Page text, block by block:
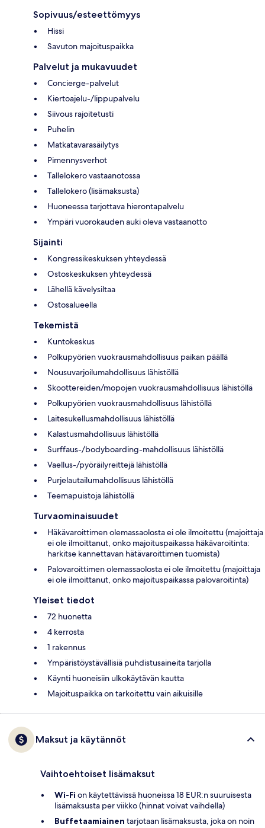
Sopivuus/esteettömyys
Hissi
Savuton majoituspaikka
Palvelut ja mukavuudet
Concierge-palvelut
Kiertoajelu-/lippupalvelu
Siivous rajoitetusti
Puhelin
Matkatavarasäilytys
Pimennysverhot
Tallelokero vastaanotossa
Tallelokero (lisämaksusta)
Huoneessa tarjottava hierontapalvelu
Ympäri vuorokauden auki oleva vastaanotto
Sijainti
Kongressikeskuksen yhteydessä
Ostoskeskuksen yhteydessä
Lähellä kävelysiltaa
Ostosalueella
Tekemistä
Kuntokeskus
Polkupyörien vuokrausmahdollisuus paikan päällä
Nousuvarjoilumahdollisuus lähistöllä
Skoottereiden/mopojen vuokrausmahdollisuus lähistöllä
Polkupyörien vuokrausmahdollisuus lähistöllä
Laitesukellusmahdollisuus lähistöllä
Kalastusmahdollisuus lähistöllä
Surffaus-/bodyboarding-mahdollisuus lähistöllä
Vaellus-/pyöräilyreittejä lähistöllä
Purjelautailumahdollisuus lähistöllä
Teemapuistoja lähistöllä
Turvaominaisuudet
Häkävaroittimen olemassaolosta ei ole ilmoitettu (majoittaja
ei ole ilmoittanut, onko majoituspaikassa häkävaroitinta:
harkitse kannettavan hätävaroittimen tuomista)
Palovaroittimen olemassaolosta ei ole ilmoitettu (majoittaja
ei ole ilmoittanut, onko majoituspaikassa palovaroitinta)
Yleiset tiedot
72 huonetta
4 kerrosta
1 rakennus
Ympäristöystävällisiä puhdistusaineita tarjolla
Käynti huoneisiin ulkokäytävän kautta
Majoituspaikka on tarkoitettu vain aikuisille
Maksut ja käytännöt
Vaihtoehtoiset lisämaksut
Wi-Fi on käytettävissä huoneissa 18 EUR:n suuruisesta
lisämaksusta per viikko (hinnat voivat vaihdella)
Buffetaamiainen tarjotaan lisämaksusta, joka on noin